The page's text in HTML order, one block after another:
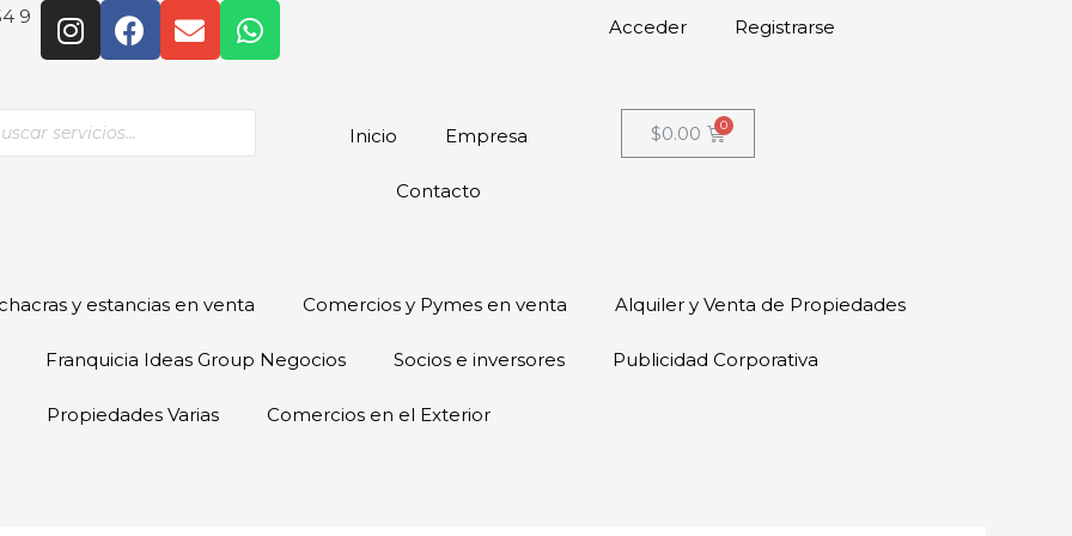
9 Acceder Registrarse
Inicio Empresa
Contacto
$0.00
y estancias en venta Comercios y Pymes en venta Alquiler y Venta de Propiedades
Franquicia Ideas Group Negocios Socios e inversores Publicidad Corporativa
Propiedades Varias Comercios en el Exterior